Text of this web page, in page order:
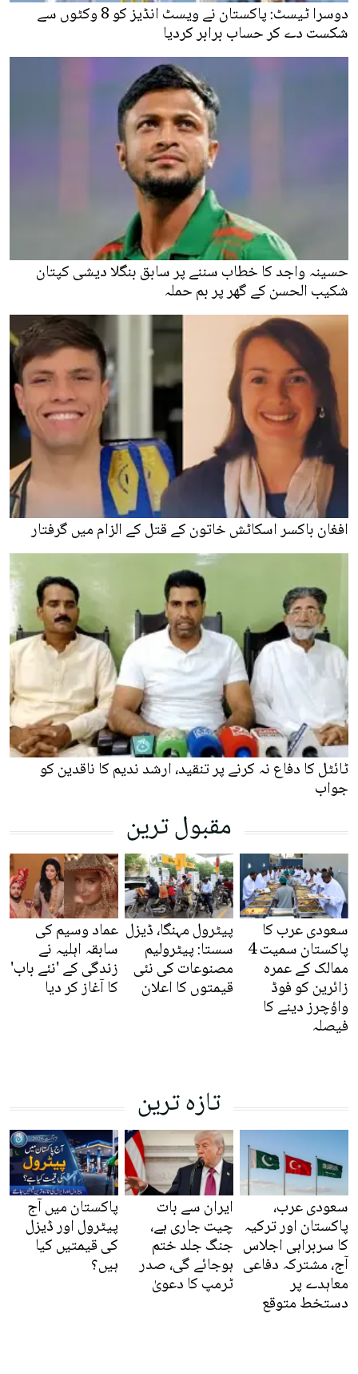
دوسرا ٹیسٹ: پاکستان نے ویسٹ انڈیز کو 8 وکٹوں سے
شکست دے کر حساب برابر کردیا
حسینہ واجد کا خطاب سننے پر سابق بنگلا دیشی کپتان
شکیب الحسن کے گھر پر بم حملہ
افغان باکسر اسکاٹش خاتون کے قتل کے الزام میں گرفتار
ٹائٹل کا دفاع نہ کرنے پر تنقید، ارشد ندیم کا ناقدین کو
جواب
مقبول ترین
سعودی عرب کا
پاکستان سمیت 4
ممالک کے عمرہ
زائرین کو فوڈ
واؤچرز دینے کا
فیصلہ
پیٹرول مہنگا، ڈیزل
سستا: پیٹرولیم
مصنوعات کی نئی
قیمتوں کا اعلان
عماد وسیم کی
سابقہ اہلیہ نے
زندگی کے 'نئے باب'
کا آغاز کر دیا
تازہ ترین
سعودی عرب،
پاکستان اور ترکیہ
کا سربراہی اجلاس
آج، مشترکہ دفاعی
معاہدے پر
دستخط متوقع
ایران سے بات
چیت جاری ہے،
جنگ جلد ختم
ہوجائے گی، صدر
ٹرمپ کا دعویٰ
پاکستان میں آج
پیٹرول اور ڈیزل
کی قیمتیں کیا
ہیں؟